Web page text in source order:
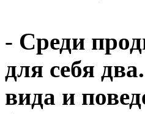
- Среди
для себя
вида и